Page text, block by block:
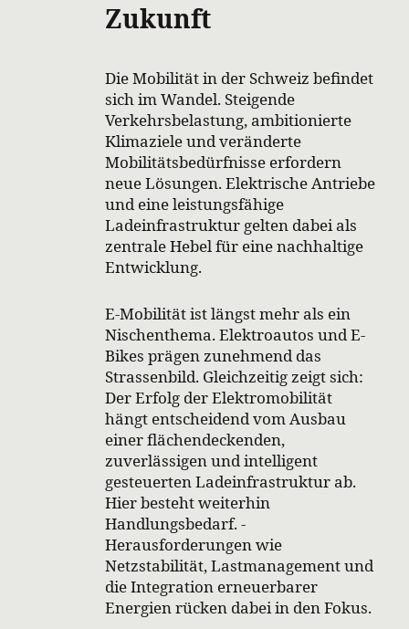
Zukunft
Die Mobilität in der Schweiz befindet
sich im Wandel. Steigende
Verkehrsbelastung, ambitionierte
Klimaziele und veränderte
Mobilitätsbedürfnisse erfordern
neue Lösungen. Elektrische Antriebe
und eine leistungsfähige
Ladeinfrastruktur gelten dabei als
zentrale Hebel für eine nachhaltige
Entwicklung.
E-Mobilität ist längst mehr als ein
Nischenthema. Elektroautos und E-
Bikes prägen zunehmend das
Strassenbild. Gleichzeitig zeigt sich:
Der Erfolg der Elektromobilität
hängt entscheidend vom Ausbau
einer flächendeckenden,
zuverlässigen und intelligent
gesteuerten Ladeinfrastruktur ab.
Hier besteht weiterhin
Handlungsbedarf. ­
Herausforderungen wie
Netzstabilität, Lastmanagement und
die Integration erneuerbarer
Energien rücken dabei in den Fokus.